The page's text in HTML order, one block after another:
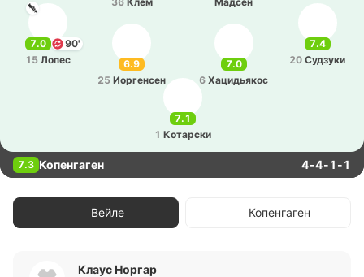
7.1
1 Ко­та­рски
7.0
6 Ха­ци­дья­кос
7.0
90'
15 Лопес
6.9
25 Йо­рге­нсен
7.4
20 Су­дзу­ки
7.3 Копенгаген 4-4-1-1
Вейле Копенгаген
Клаус Норгар